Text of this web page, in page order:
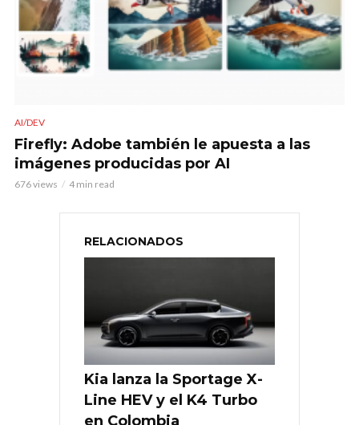
AI/DEV
Firefly: Adobe también le apuesta a las
imágenes producidas por AI
676 views 4 min read
RELACIONADOS
Kia lanza la Sportage X-
Line HEV y el K4 Turbo
en Colombia